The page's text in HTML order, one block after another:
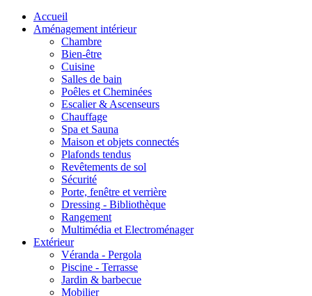
Accueil
Aménagement intérieur
Chambre
Bien-être
Cuisine
Salles de bain
Poêles et Cheminées
Escalier & Ascenseurs
Chauffage
Spa et Sauna
Maison et objets connectés
Plafonds tendus
Revêtements de sol
Sécurité
Porte, fenêtre et verrière
Dressing - Bibliothèque
Rangement
Multimédia et Electroménager
Extérieur
Véranda - Pergola
Piscine - Terrasse
Jardin & barbecue
Mobilier